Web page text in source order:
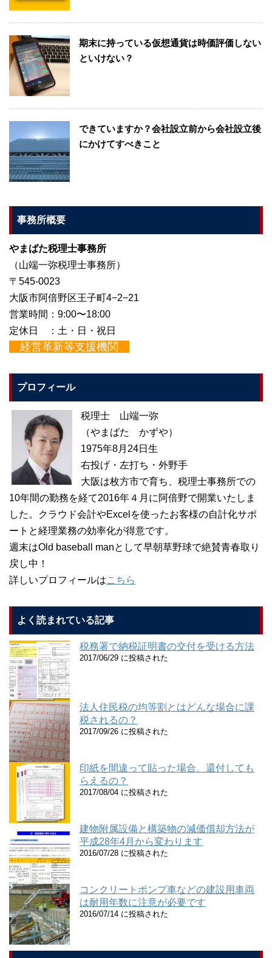
期末に持っている仮想通貨は時価評価しない
といけない？
できていますか？会社設立前から会社設立後
にかけてすべきこと
事務所概要
やまばた税理士事務所
（山端一弥税理士事務所）
〒545-0023
大阪市阿倍野区王子町4−2−21
営業時間：9:00〜18:00
定休日 ：土・日・祝日
経営革新等支援機関
プロフィール
税理士 山端一弥
（やまばた かずや）
1975年8月24日生
右投げ・左打ち・外野手
大阪は枚方市で育ち、税理士事務所での
10年間の勤務を経て2016年４月に阿倍野で開業いたしま
した。クラウド会計やExcelを使ったお客様の自計化サポ
ートと経理業務の効率化が得意です。
週末はOld baseball manとして早朝草野球で絶賛青春取り
戻し中！
詳しいプロフィールはこちら
よく読まれている記事
税務署で納税証明書の交付を受ける方法
2017/06/29 に投稿された
法人住民税の均等割とはどんな場合に課
税されるの？
2017/09/26 に投稿された
印紙を間違って貼った場合、還付しても
らえるの？
2017/08/04 に投稿された
建物附属設備と構築物の減価償却方法が
平成28年4月から変わります
2016/07/28 に投稿された
コンクリートポンプ車などの建設用車両
は耐用年数に注意が必要です
2016/07/14 に投稿された